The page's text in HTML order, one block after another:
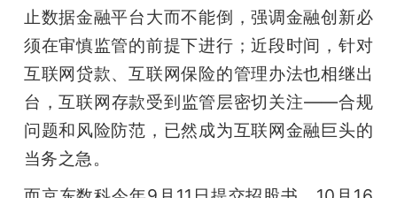
止数据金融平台大而不能倒，强调金融创新必
须在审慎监管的前提下进行；近段时间，针对
互联网贷款、互联网保险的管理办法也相继出
台，互联网存款受到监管层密切关注——合规
问题和风险防范，已然成为互联网金融巨头的
当务之急。